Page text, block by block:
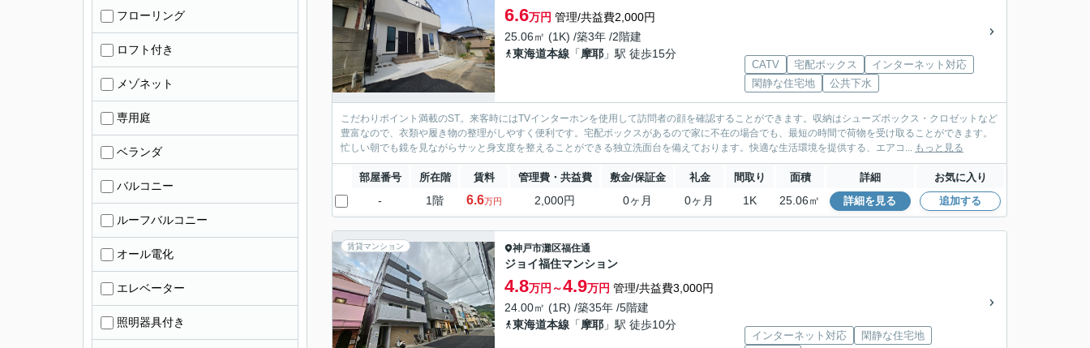
6.6万円 管理/共益費2,000円
25.06㎡ (1K) /築3年 /2階建
東海道本線 「摩耶 」駅 徒歩15分
CATV 宅配ボックス
インターネット対応
閑静な住宅地
公共下水
こだわりポイント満載のST。来客時にはTVインターホンを使用して訪問者の顔を確認することができます。収納はシューズボックス・クロゼットなど
豊富なので、衣類や履き物の整理がしやすく便利です。宅配ボックスがあるので家に不在の場合でも、最短の時間で荷物を受け取ることができます。
忙しい朝でも鏡を見ながらサッと身支度を整えることができる独立洗面台を備えております。快適な生活環境を提供する、エアコ... もっと見る
部屋番号 所在階 賃料 管理費・共益費 敷金/保証金 礼金 間取り 面積 詳細 お気に入り
- 1階 6.6万円 2,000円 0ヶ月 0ヶ月 1K 25.06㎡ 詳細を見る 追加する
賃貸マンション 神戸市灘区福住通
ジョイ福住マンション
4.8万円～4.9万円 管理/共益費3,000円
24.00㎡ (1R) /築35年 /5階建
東海道本線 「摩耶 」駅 徒歩10分
インターネット対応 閑静な住宅地
フローリング
ロフト付き
メゾネット
専用庭
ベランダ
バルコニー
ルーフバルコニー
オール電化
エレベーター
照明器具付き